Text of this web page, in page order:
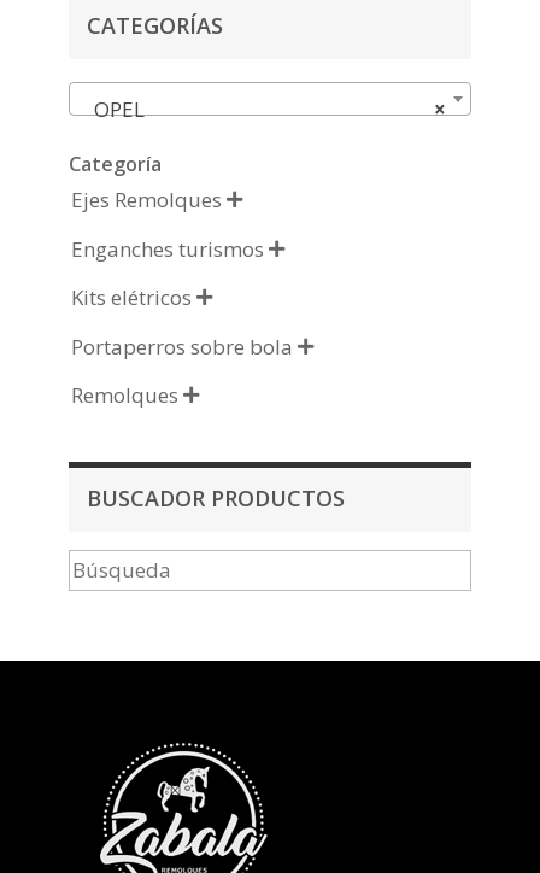
CATEGORÍAS
×
OPEL
Categoría
Ejes Remolques 
Enganches turismos 
Kits elétricos 
Portaperros sobre bola 
Remolques 
BUSCADOR PRODUCTOS